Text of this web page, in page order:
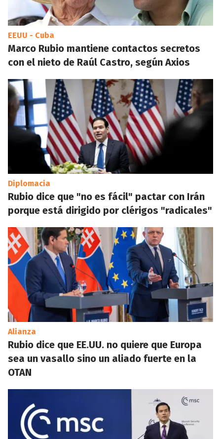
EEUU - Cuba
Marco Rubio mantiene contactos secretos
con el nieto de Raúl Castro, según Axios
Diplomacia
Rubio dice que "no es fácil" pactar con Irán
porque está dirigido por clérigos "radicales"
Alianza
Rubio dice que EE.UU. no quiere que Europa
sea un vasallo sino un aliado fuerte en la
OTAN